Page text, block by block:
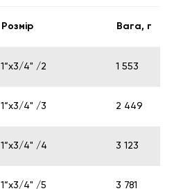
Розмір Вага, г
1“x3/4" /2 1 553
1“x3/4" /3 2 449
1“x3/4" /4 3 123
1“x3/4" /5 3 781